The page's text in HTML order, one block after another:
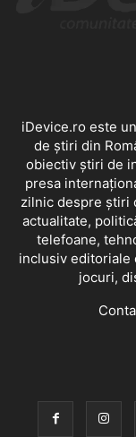
iDevice.ro este
de știri din
obiectiv știri de
presa
zilnic despre știri
actualitate,
telefoane,
inclusiv editoriale
jocuri,